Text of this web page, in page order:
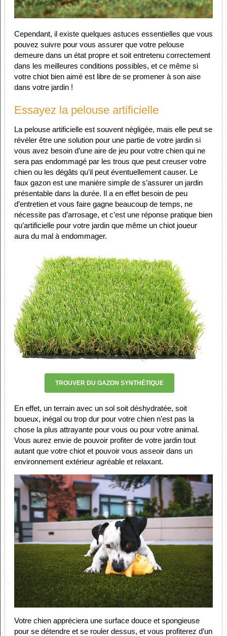
Cependant, il existe quelques astuces essentielles que vous
pouvez suivre pour vous assurer que votre pelouse
demeure dans un état propre et soit entretenu correctement
dans les meilleures conditions possibles, et ce même si
votre chiot bien aimé est libre de se promener à son aise
dans votre jardin !
Essayez la pelouse artificielle
La pelouse artificielle est souvent négligée, mais elle peut se
révéler être une solution pour une partie de votre jardin si
vous avez besoin d’une aire de jeu pour votre chien qui ne
sera pas endommagé par les trous que peut creuser votre
chien ou les dégâts qu’il peut éventuellement causer. Le
faux gazon est une manière simple de s’assurer un jardin
présentable dans la durée. Il a en effet besoin de peu
d’entretien et vous faire gagne beaucoup de temps, ne
nécessite pas d’arrosage, et c’est une réponse pratique bien
qu’artificielle pour votre jardin que même un chiot joueur
aura du mal à endommager.
TROUVER DU GAZON SYNTHÉTIQUE
En effet, un terrain avec un sol soit déshydratée, soit
boueux, inégal ou trop dur pour votre chien n’est pas la
chose la plus attrayante pour vous ou pour votre animal.
Vous aurez envie de pouvoir profiter de votre jardin tout
autant que votre chiot et pouvoir vous asseoir dans un
environnement extérieur agréable et relaxant.
Votre chien appréciera une surface douce et spongieuse
pour se détendre et se rouler dessus, et vous profiterez d’un